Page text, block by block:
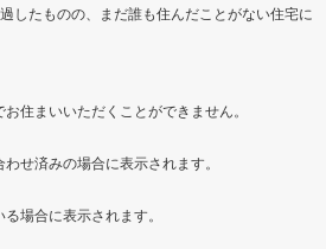
したものの、まだ誰も住んだことがない住宅に
住まいいただくことができません。
せ済みの場合に表示されます。
場合に表示されます。